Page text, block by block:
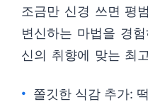
조금만 신경 쓰면 평
변신하는 마법을 경
신의 취향에 맞는 최
쫄깃한 식감 추가: